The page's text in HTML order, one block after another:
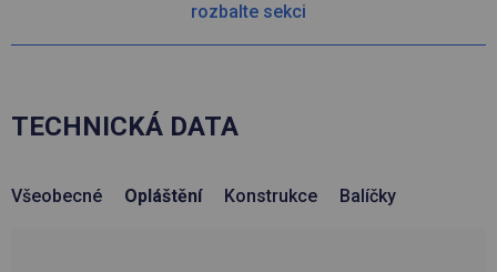
rozbalte sekci
TECHNICKÁ DATA
Všeobecné Opláštění Konstrukce Balíčky